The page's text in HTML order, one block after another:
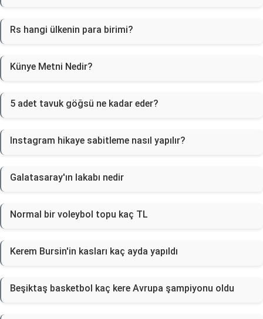
Rs hangi ülkenin para birimi?
Künye Metni Nedir?
5 adet tavuk göğsü ne kadar eder?
Instagram hikaye sabitleme nasıl yapılır?
Galatasaray'ın lakabı nedir
Normal bir voleybol topu kaç TL
Kerem Bursin'in kasları kaç ayda yapıldı
Beşiktaş basketbol kaç kere Avrupa şampiyonu oldu